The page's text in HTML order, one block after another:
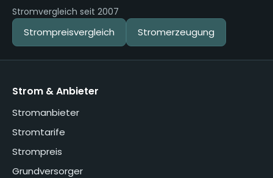
Stromvergleich seit 2007
Strompreisvergleich Stromerzeugung
Strom & Anbieter
Stromanbieter
Stromtarife
Strompreis
Grundversorger